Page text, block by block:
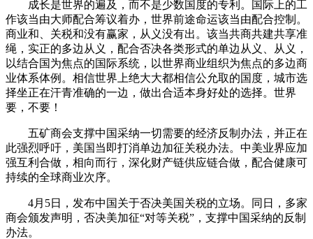
成长是世界的遍及，而不是少数国度的专利。国际上的工
作该当由大师配合筹议着办，世界前途命运该当由配合控制。
商业和、关税和没有赢家，从义没有出。该当共商共建共享准
绳，实正的多边从义，配合否决各类形式的单边从义、从义，
以结合国为焦点的国际系统，以世界商业组织为焦点的多边商
业体系体例。相信世界上绝大大都相信公允取的国度，城市选
择坐正在汗青准确的一边，做出合适本身好处的选择。世界
要，不要！
五矿商会支撑中国采纳一切需要的经济反制办法，并正在
此强烈呼吁，美国当即打消单边加征关税办法。中美业界应加
强互利合做，相向而行，深化财产链供应链合做，配合健康可
持续的全球商业次序。
4月5日，发布中国关于否决美国关税的立场。同日，多家
商会颁发声明，否决美加征“对等关税”，支撑中国采纳的反制
办法。